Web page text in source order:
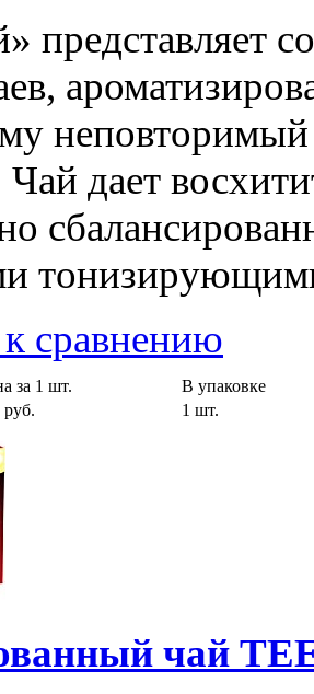
представляет
Чай дает
сравнению
за 1 шт.
В упаковке
руб. 1 шт.
чай